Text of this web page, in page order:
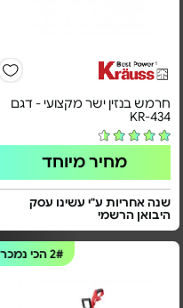
חרמש בנזין ישר מקצועי - דגם
KR-434
מחיר מיוחד
שנה אחריות ע"י עשינו עסק
היבואן הרשמי
2#הכי נמכר